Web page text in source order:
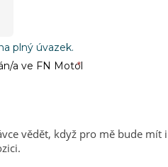
plný úvazek.
a ve FN Motol
*
vědět, když pro mě bude mít i